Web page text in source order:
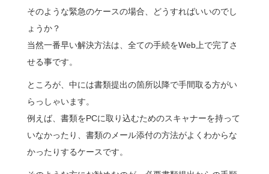
そのような緊急のケースの場合、どうすればいいのでし
ょうか？
当然一番早い解決方法は、全ての手続をWeb上で完了さ
せる事です。
ところが、中には書類提出の箇所以降で手間取る方がい
らっしゃいます。
例えば、書類をPCに取り込むためのスキャナーを持って
いなかったり、書類のメール添付の方法がよくわからな
かったりするケースです。